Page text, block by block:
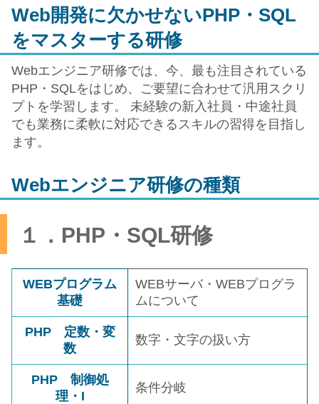
Web開発に欠かせないPHP・SQL
をマスターする研修
Webエンジニア研修では、今、最も注目されている
PHP・SQLをはじめ、ご要望に合わせて汎用スクリ
プトを学習します。 未経験の新入社員・中途社員
でも業務に柔軟に対応できるスキルの習得を目指し
ます。
Webエンジニア研修の種類
１．PHP・SQL研修
WEBプログラム
基礎
WEBサーバ・WEBプログラ
ムについて
PHP 定数・変
数
数字・文字の扱い方
PHP 制御処
理・I
条件分岐